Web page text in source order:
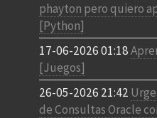
phayton pero quiero
[Python]
17-06-2026 01:18
[Juegos]
26-05-2026 21:42
de Consultas Oracle